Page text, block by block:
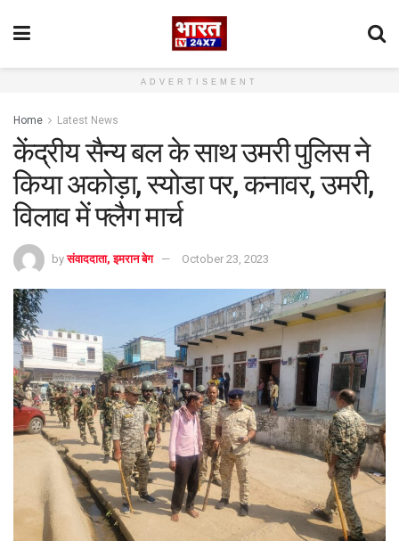
ADVERTISEMENT
Home Latest News
केंद्रीय सैन्य बल के साथ उमरी पुलिस ने
किया अकोड़ा, स्योडा पर, कनावर, उमरी,
विलाव में फ्लैग मार्च
by संवाददाता, इमरान बेग October 23, 2023